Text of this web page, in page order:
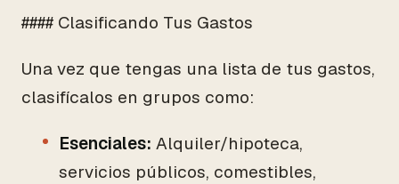
#### Clasificando Tus Gastos
Una vez que tengas una lista de tus gastos,
clasifícalos en grupos como:
Esenciales: Alquiler/hipoteca,
servicios públicos, comestibles,